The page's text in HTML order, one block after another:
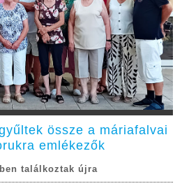
össze a máriafalvai
emlékezők
találkoztak újra